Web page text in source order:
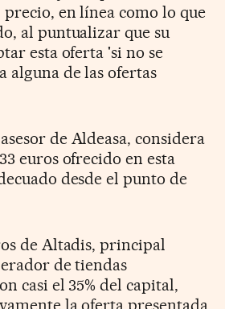
en línea como lo que
al puntualizar que su
esta oferta 'si no se
alguna de las ofertas
de Aldeasa, considera
euros ofrecido en esta
desde el punto de
de Altadis, principal
de tiendas
casi el 35% del capital,
la oferta presentada